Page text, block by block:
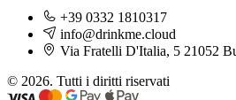
+39 0332 1810317
info@drinkme.cloud
Via Fratelli D'Italia, 5 21052
© 2026. Tutti i diritti riservati